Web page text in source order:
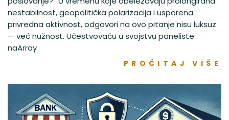
nestabilnost, geopolitička polarizacija i usporena
privredna aktivnost, odgovori na ovo pitanje nisu luksuz
— već nužnost. Učestvovaću u svojstvu paneliste
naArray
PROČITAJ VIŠE